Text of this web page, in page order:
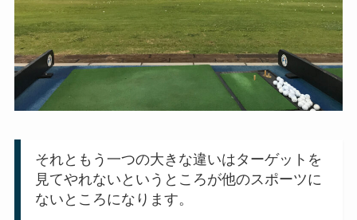
それともう一つの大きな違いはターゲットを
見てやれないというところが他のスポーツに
ないところになります。